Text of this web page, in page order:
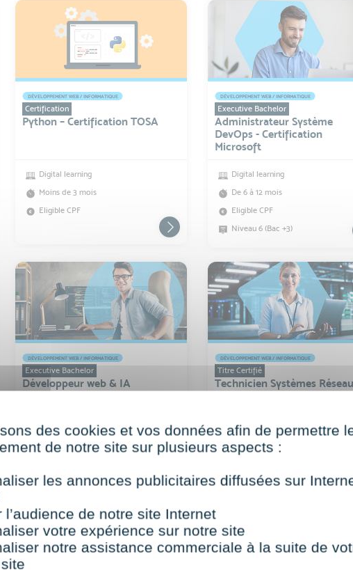
DÉVELOPPEMENT WEB / INFORMATIQUE
Certification
Python – Certification TOSA
Digital learning
Moins de 3 mois
Eligible CPF
DÉVELOPPEMENT WEB / INFORMATIQUE
Executive Bachelor
Administrateur Système
DevOps - Certification
Microsoft
Digital learning
De 6 à 12 mois
Eligible CPF
Niveau 6 (Bac +3)
DÉVELOPPEMENT WEB / INFORMATIQUE
Executive Bachelor
Développeur web & IA
Digital learning
De 6 à 12 mois
DÉVELOPPEMENT WEB / INFORMATIQUE
Titre Certifié
Technicien Systèmes
et Sécurité
Digital learning
De 6 à 12 mois
des cookies et vos données afin de permettre
de notre site sur plusieurs aspects :
les annonces publicitaires diffusées sur
l’audience de notre site Internet
votre expérience sur notre site
notre assistance commerciale à la suite de